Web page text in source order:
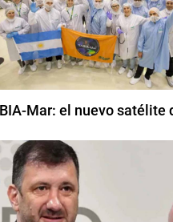
Mar: el nuevo satélite